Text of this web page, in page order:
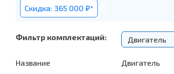
Скидка: 365 000 ₽*
Фильтр комплектаций:
Название Двигатель